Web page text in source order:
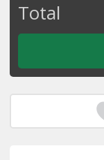
Total